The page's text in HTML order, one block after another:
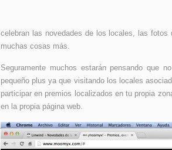
celebran las novedades de los locales, las
muchas cosas más.
Seguramente muchos estarán pensando que
pequeño plus ya que visitando los locales
participar en premios localizados en tu propia
en la propia página web.